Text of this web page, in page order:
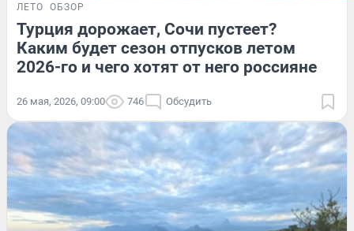
ЛЕТО ОБЗОР
Турция дорожает, Сочи пустеет?
Каким будет сезон отпусков летом
2026-го и чего хотят от него россияне
26 мая, 2026, 09:00 746 Обсудить